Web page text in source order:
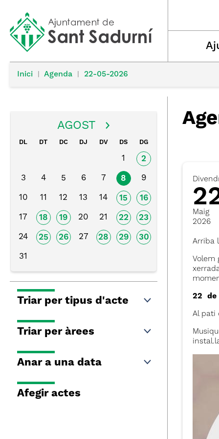
Inici Agenda 22-05-2026
AGOST
DL DT DC DJ DV DS DG
1 2
3 4 5 6 7 8 9
10 11 12 13 14 15 16
17 18 19 20 21 22 23
24 25 26 27 28 29 30
31
Triar per tipus d'acte
Triar per àrees
Anar a una data
Afegir actes
Maig
2026
Arriba
Volem
22 de
Al pati